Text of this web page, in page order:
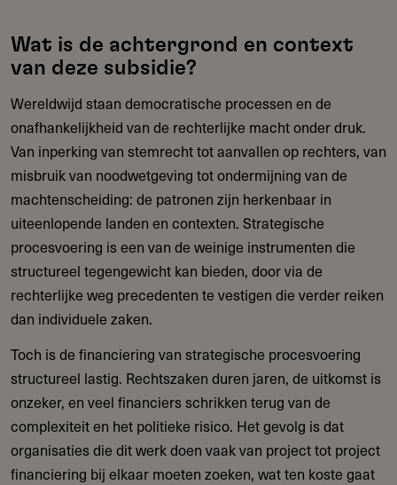
Wat is de achtergrond en context
van deze subsidie?
Wereldwijd staan democratische processen en de
onafhankelijkheid van de rechterlijke macht onder druk.
Van inperking van stemrecht tot aanvallen op rechters, van
misbruik van noodwetgeving tot ondermijning van de
machtenscheiding: de patronen zijn herkenbaar in
uiteenlopende landen en contexten. Strategische
procesvoering is een van de weinige instrumenten die
structureel tegengewicht kan bieden, door via de
rechterlijke weg precedenten te vestigen die verder reiken
dan individuele zaken.
Toch is de financiering van strategische procesvoering
structureel lastig. Rechtszaken duren jaren, de uitkomst is
onzeker, en veel financiers schrikken terug van de
complexiteit en het politieke risico. Het gevolg is dat
organisaties die dit werk doen vaak van project tot project
financiering bij elkaar moeten zoeken, wat ten koste gaat